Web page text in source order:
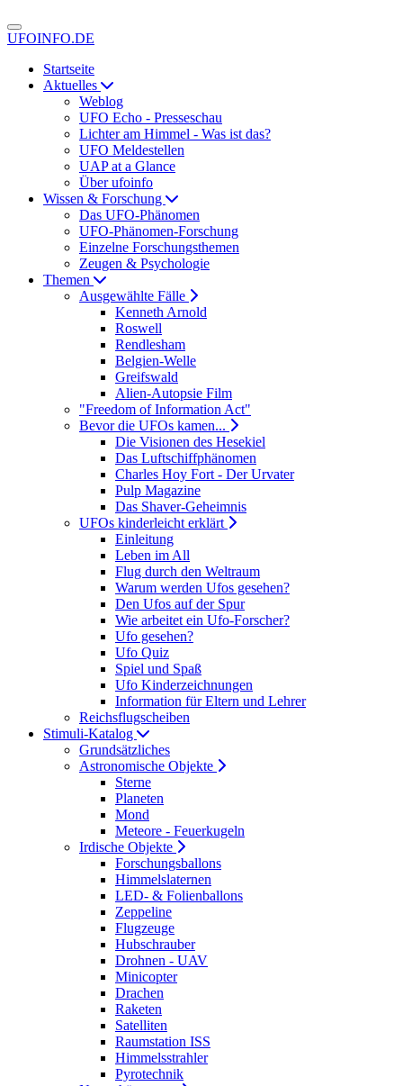
UFOINFO.DE
Startseite
Aktuelles
Weblog
UFO Echo - Presseschau
Lichter am Himmel - Was ist das?
UFO Meldestellen
UAP at a Glance
Über ufoinfo
Wissen & Forschung
Das UFO-Phänomen
UFO-Phänomen-Forschung
Einzelne Forschungsthemen
Zeugen & Psychologie
Themen
Ausgewählte Fälle
Kenneth Arnold
Roswell
Rendlesham
Belgien-Welle
Greifswald
Alien-Autopsie Film
"Freedom of Information Act"
Bevor die UFOs kamen...
Die Visionen des Hesekiel
Das Luftschiffphänomen
Charles Hoy Fort - Der Urvater
Pulp Magazine
Das Shaver-Geheimnis
UFOs kinderleicht erklärt
Einleitung
Leben im All
Flug durch den Weltraum
Warum werden Ufos gesehen?
Den Ufos auf der Spur
Wie arbeitet ein Ufo-Forscher?
Ufo gesehen?
Ufo Quiz
Spiel und Spaß
Ufo Kinderzeichnungen
Information für Eltern und Lehrer
Reichsflugscheiben
Stimuli-Katalog
Grundsätzliches
Astronomische Objekte
Sterne
Planeten
Mond
Meteore - Feuerkugeln
Irdische Objekte
Forschungsballons
Himmelslaternen
LED- & Folienballons
Zeppeline
Flugzeuge
Hubschrauber
Drohnen - UAV
Minicopter
Drachen
Raketen
Satelliten
Raumstation ISS
Himmelsstrahler
Pyrotechnik